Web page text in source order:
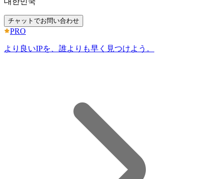
チャットでお問い合わせ
PRO
より良いIPを、誰よりも早く見つけよう。